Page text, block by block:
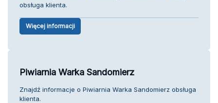
obsługa klienta.
Więcej informacji
Piwiarnia Warka Sandomierz
Znajdź informacje o Piwiarnia Warka Sandomierz obsługa
klienta.